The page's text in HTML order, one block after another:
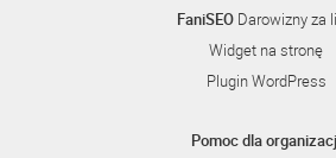
FaniSEODarowizny za
Widget na stronę
Plugin WordPress
Pomoc dla